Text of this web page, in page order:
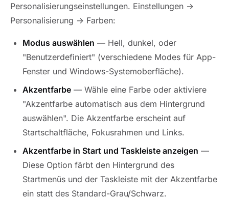
Personalisierungseinstellungen. Einstellungen →
Personalisierung → Farben:
Modus auswählen — Hell, dunkel, oder
"Benutzerdefiniert" (verschiedene Modes für App-
Fenster und Windows-Systemoberfläche).
Akzentfarbe — Wähle eine Farbe oder aktiviere
"Akzentfarbe automatisch aus dem Hintergrund
auswählen". Die Akzentfarbe erscheint auf
Startschaltfläche, Fokusrahmen und Links.
Akzentfarbe in Start und Taskleiste anzeigen —
Diese Option färbt den Hintergrund des
Startmenüs und der Taskleiste mit der Akzentfarbe
ein statt des Standard-Grau/Schwarz.